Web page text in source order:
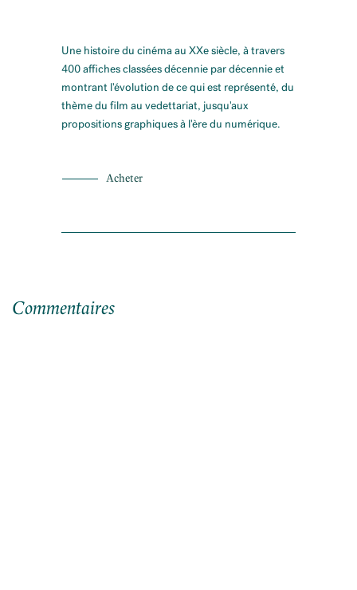
Une histoire du cinéma au XXe siècle, à travers
400 affiches classées décennie par décennie et
montrant l'évolution de ce qui est représenté, du
thème du film au vedettariat, jusqu'aux
propositions graphiques à l'ère du numérique.
Acheter
Commentaires